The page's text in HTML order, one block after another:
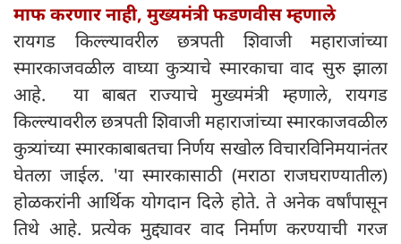
माफ करणार नाही, मुख्यमंत्री फडणवीस म्हणाले
रायगड किल्ल्यावरील छत्रपती शिवाजी महाराजांच्या
स्मारकाजवळील वाघ्या कुत्र्याचे स्मारकाचा वाद सुरु झाला
आहे. या बाबत राज्याचे मुख्यमंत्री म्हणाले, रायगड
किल्ल्यावरील छत्रपती शिवाजी महाराजांच्या स्मारकाजवळील
कुत्र्यांच्या स्मारकाबाबतचा निर्णय सखोल विचारविनिमयानंतर
घेतला जाईल. 'या स्मारकासाठी (मराठा राजघराण्यातील)
होळकरांनी आर्थिक योगदान दिले होते. ते अनेक वर्षांपासून
तिथे आहे. प्रत्येक मुद्द्यावर वाद निर्माण करण्याची गरज